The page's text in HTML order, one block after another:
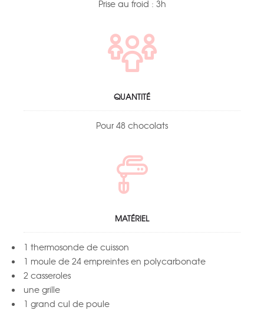
Prise au froid : 3h
QUANTITÉ
Pour 48 chocolats
MATÉRIEL
1 thermosonde de cuisson
1 moule de 24 empreintes en polycarbonate
2 casseroles
une grille
1 grand cul de poule